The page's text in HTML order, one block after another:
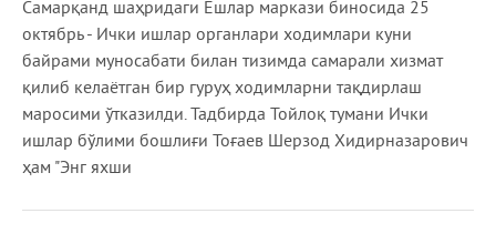
Самарқанд шаҳридаги Ёшлар маркази биносида 25
октябрь - Ички ишлар органлари ходимлари куни
байрами муносабати билан тизимда самарали хизмат
қилиб келаётган бир гуруҳ ходимларни тақдирлаш
маросими ўтказилди. Тадбирда Тойлоқ тумани Ички
ишлар бўлими бошлиғи Тоғаев Шерзод Хидирназарович
ҳам "Энг яхши